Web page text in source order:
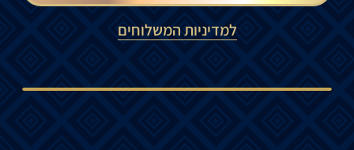
למדיניות המשלוחים